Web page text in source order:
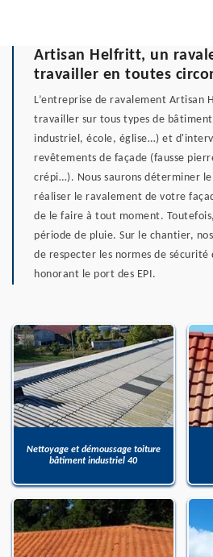
Artisan Helfritt, un
travailler en toutes
L’entreprise de ravalement Artisan
travailler sur tous types de
industriel, école, église…) et
revêtements de façade (fausse
crépi…). Nous saurons déterminer
réaliser le ravalement de votre
de le faire à tout moment.
période de pluie. Sur le chantier,
de respecter les normes de sécurité
honorant le port des EPI.
Nettoyage et démoussage toiture
bâtiment industriel 40